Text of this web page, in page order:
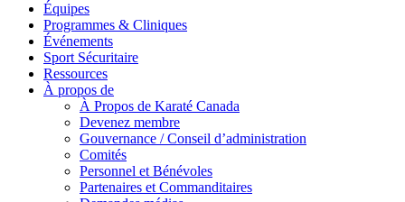
Équipes
Programmes & Cliniques
Événements
Sport Sécuritaire
Ressources
À propos de
À Propos de Karaté Canada
Devenez membre
Gouvernance / Conseil d’administration
Comités
Personnel et Bénévoles
Partenaires et Commanditaires